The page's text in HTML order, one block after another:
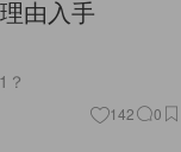
由入手
142 0